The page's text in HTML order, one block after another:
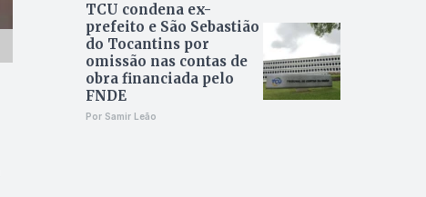
TCU condena ex-
prefeito e São Sebastião
do Tocantins por
omissão nas contas de
obra financiada pelo
FNDE
Por Samir Leão